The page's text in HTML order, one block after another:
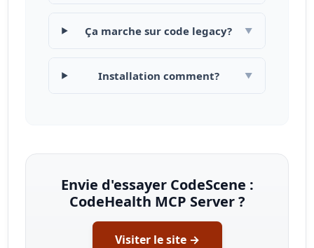
Ça marche sur code legacy? ▼
Installation comment? ▼
Envie d'essayer CodeScene :
CodeHealth MCP Server ?
Visiter le site →